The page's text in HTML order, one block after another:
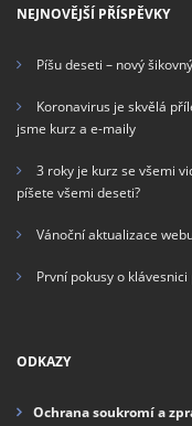
NEJNOVĚJŠÍ PŘÍSPĚVKY
Píšu deseti – nový
Koronavirus je skvělá
jsme kurz a e-maily
3 roky je kurz se všemi
píšete všemi deseti?
Vánoční aktualizace
První pokusy o
ODKAZY
Ochrana soukromí a